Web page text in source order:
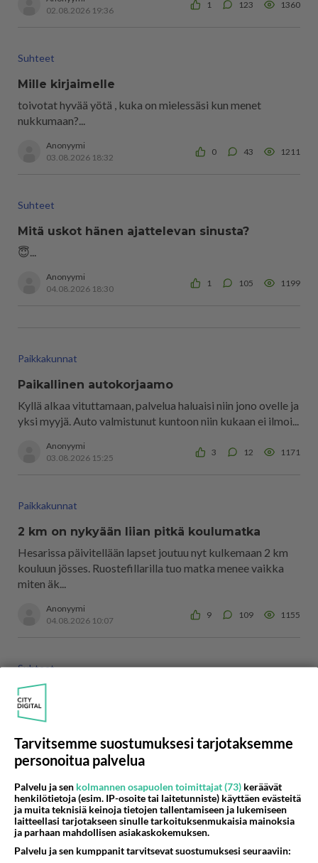
02.08.2026 19:36
1 123 1360
Suhteet
Mille kirjaimelle
toivotat hyvää yötä , kuka on mielessäsi kun menet
nukkumaan?...
Anonyymi
03.08.2026 18:32
0 43 1211
Suhteet
Mitä uskot hänen ajattelevan sinusta?
😇...
Anonyymi
04.08.2026 18:30
1 105 1199
Paikkakunnat
Paikallinen autokorjaamo
Kyllä alkaa vituttamaan, palvelua haluaisi niin jono ovelle ja
yksi myyjä. Auto valmistunut kuntoon niin kukaan ei ilmoi...
Anonyymi
03.08.2026 15:25
3 12 1171
Paikkakunnat
2 km on nykyään liian pitkä koulumatka
Hesarissa päivitellään lapset joutuu nyt kulkemaan 2 km
kouluun jösses. Ruostefillarilla tuo matka menee vaikka
miten äk...
Anonyymi
04.08.2026 10:07
9 109 1155
Suhteet
Hei sinä rakas mies.
Milloinkaan kohdataan? Toivottavasti pian....❤️...
Anonyymi
01.08.2026 21:38
0 49 1117
Suhteet
Mitä töitä kaivattusi on tehnyt?
😅...
Tarvitsemme suostumuksesi tarjotaksemme
personoitua palvelua
Palvelu ja sen kolmannen osapuolen toimittajat (73) keräävät
henkilötietoja (esim. IP-osoite tai laitetunniste) käyttäen evästeitä
ja muita teknisiä keinoja tietojen tallentamiseen ja lukemiseen
laitteellasi tarjotakseen sinulle tarkoituksenmukaisia mainoksia
ja parhaan mahdollisen asiakaskokemuksen.
Palvelu ja sen kumppanit tarvitsevat suostumuksesi seuraaviin: